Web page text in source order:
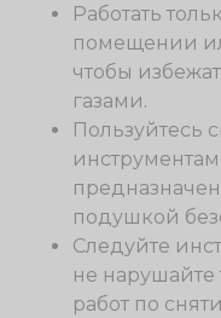
Работать
помещении
чтобы
газами.
Пользуйтесь
подушкой
Следуйте
не
работ по